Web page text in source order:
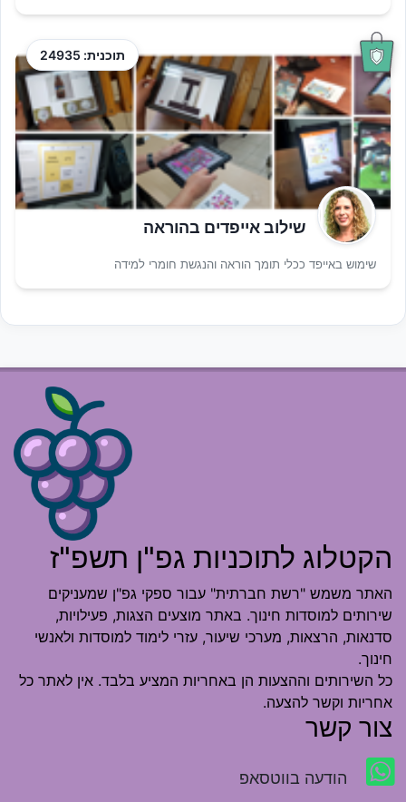
תוכנית: 24935
שילוב אייפדים בהוראה
שימוש באייפד ככלי תומך הוראה והנגשת חומרי למידה
הקטלוג לתוכניות גפ"ן תשפ"ז
האתר משמש "רשת חברתית" עבור ספקי גפ"ן שמעניקים
שירותים למוסדות חינוך. באתר מוצעים הצגות, פעילויות,
סדנאות, הרצאות, מערכי שיעור, עזרי לימוד למוסדות ולאנשי
חינוך.
כל השירותים וההצעות הן באחריות המציע בלבד. אין לאתר כל
אחריות וקשר להצעה.
צור קשר
הודעה בווטסאפ